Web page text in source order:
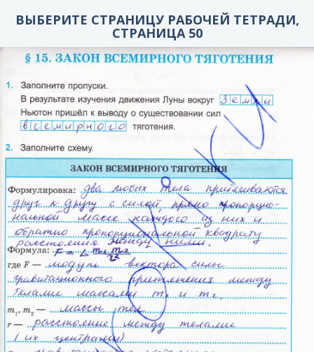
ВЫБЕРИТЕ СТРАНИЦУ РАБОЧЕЙ ТЕТРАДИ,
СТРАНИЦА 50